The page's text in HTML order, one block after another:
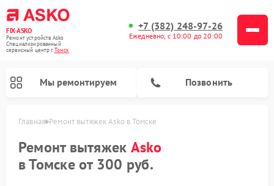
FIX-ASKO
Ремонт устройств Asko
Специализированный
cервисный центр г.Томск
+7 (382) 248-97-26
Ежедневно, с 10:00 до 20:00
Мы ремонтируем Позвонить
Главная Ремонт вытяжек Asko в Томске
Ремонт вытяжек Asko
в Томске от 300 руб.